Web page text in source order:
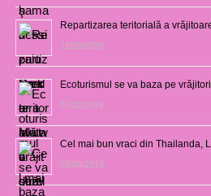
Repartizarea teritorială a
12/10/2020
Ecoturismul se va baza pe
01/02/2019
Cel mai bun vraci din Thailanda,
03/04/2018